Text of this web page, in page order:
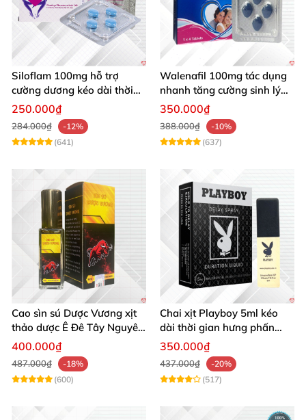
Siloflam 100mg hỗ trợ
cường dương kéo dài thời
gian xuất tinh sớm Nam giới
250.000₫
284.000₫
-12%
(641)
Walenafil 100mg tác dụng
nhanh tăng cường sinh lý
chống xuất tinh sớm
350.000₫
388.000₫
-10%
(637)
Cao sìn sú Dược Vương xịt
thảo dược Ê Đê Tây Nguyên
chuẩn chính hãng kích thích
400.000₫
487.000₫
-18%
(600)
Chai xịt Playboy 5ml kéo
dài thời gian hưng phấn
mạnh mẽ
350.000₫
437.000₫
-20%
(517)